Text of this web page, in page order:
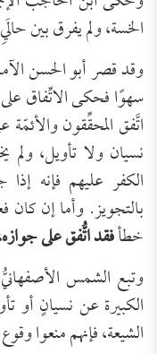
‌الخسة، ولم يفرق بين
وقد قصر أبو الحسن
سهوًا فحكى الاتِّفاق
اتَّفق المحقِّقون
نسيان ولا تأويل،
الكفر عليهم فإنه
بالتجويز. وأما إن كان
خطأفقد اتُّفق على
وتبع الشمس
الكبيرة عن نسيانٍ أو
الشيعة، فإنهم منعوا